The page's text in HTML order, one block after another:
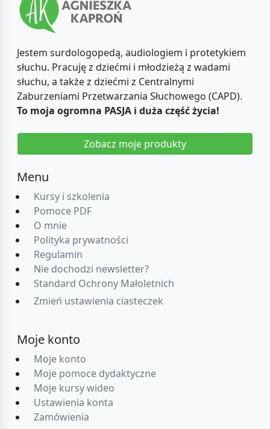
Jestem surdologopedą, audiologiem i protetykiem
słuchu. Pracuję z dziećmi i młodzieżą z wadami
słuchu, a także z dziećmi z Centralnymi
Zaburzeniami Przetwarzania Słuchowego (CAPD).
To moja ogromna PASJA i duża część życia!
Zobacz moje produkty
Menu
Kursy i szkolenia
Pomoce PDF
O mnie
Polityka prywatności
Regulamin
Nie dochodzi newsletter?
Standard Ochrony Małoletnich
Zmień ustawienia ciasteczek
Moje konto
Moje konto
Moje pomoce dydaktyczne
Moje kursy wideo
Ustawienia konta
Zamówienia